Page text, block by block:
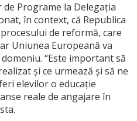
de Programe la Delegația
în context, că Republica
de reformă, care
Uniunea Europeană va
“Este important să
și ce urmează și să ne
elevilor o educație
reale de angajare în